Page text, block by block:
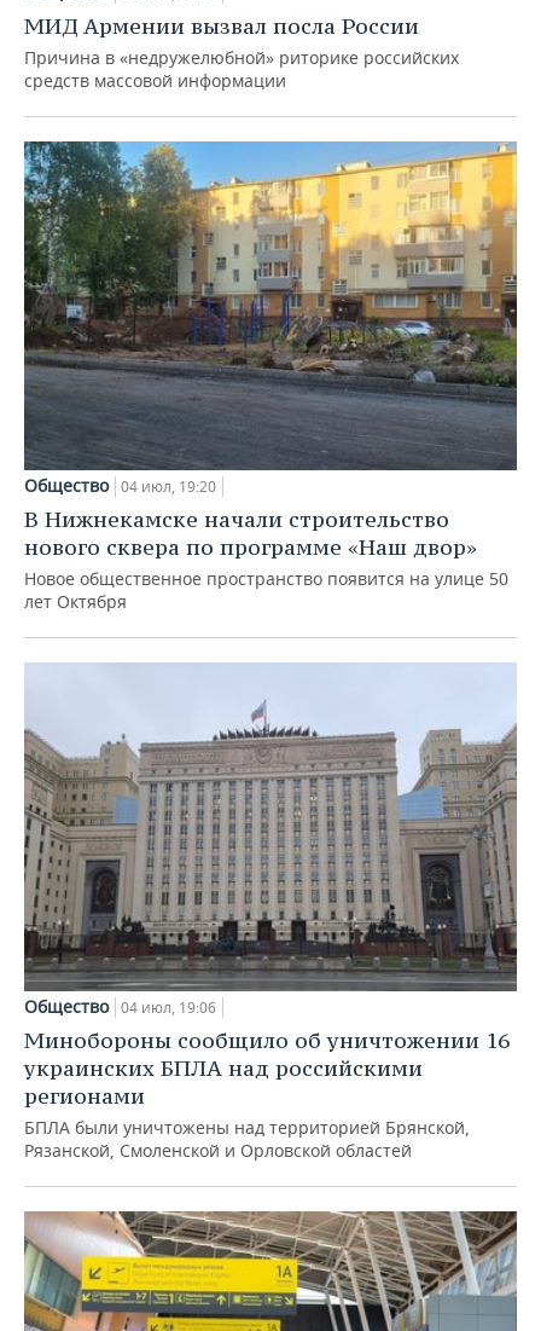
МИД Армении вызвал посла России
Причина в «недружелюбной» риторике российских
средств массовой информации
Общество 04 июл, 19:20
В Нижнекамске начали строительство
нового сквера по программе «Наш двор»
Новое общественное пространство появится на улице 50
лет Октября
Общество 04 июл, 19:06
Минобороны сообщило об уничтожении 16
украинских БПЛА над российскими
регионами
БПЛА были уничтожены над территорией Брянской,
Рязанской, Смоленской и Орловской областей